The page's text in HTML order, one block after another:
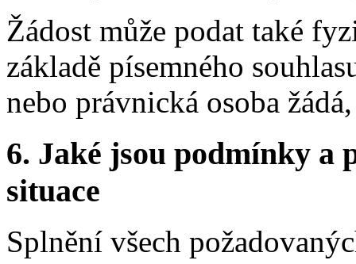
Žádost může podat také
základě písemného
nebo právnická osoba
6. Jaké jsou podmínky a
situace
Splnění všech